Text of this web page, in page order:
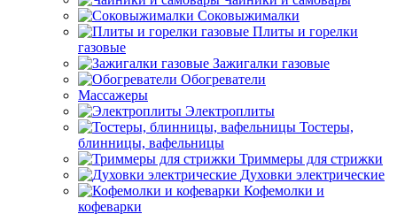
Соковыжималки
Плиты и горелки
газовые
Зажигалки газовые
Обогреватели
Массажеры
Электроплиты
Тостеры,
блинницы, вафельницы
Триммеры для стрижки
Духовки электрические
Кофемолки и
кофеварки